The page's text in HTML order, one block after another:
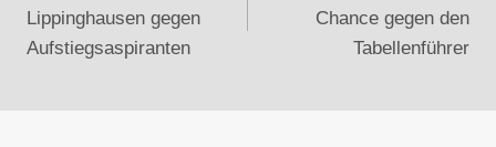
Lippinghausen gegen
Aufstiegsaspiranten
Chance gegen den
Tabellenführer